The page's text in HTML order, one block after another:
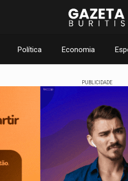
Política Economia
PUBLICIDADE